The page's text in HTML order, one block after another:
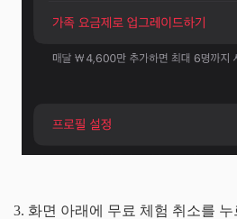
3. 화면 아래에 무료 체험 취소를